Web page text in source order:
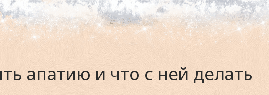
апатию и что с ней делать